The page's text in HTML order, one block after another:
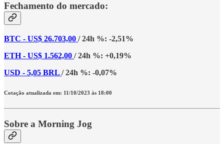
Fechamento do mercado:
BTC - US$ 26.703,00 / 24h %: -2,51%
ETH - US$ 1.562,00 / 24h %: +0,19%
USD - 5,05 BRL / 24h %: -0,07%
Cotação atualizada em: 11/10/2023 às 18:00
Sobre a Morning Jog